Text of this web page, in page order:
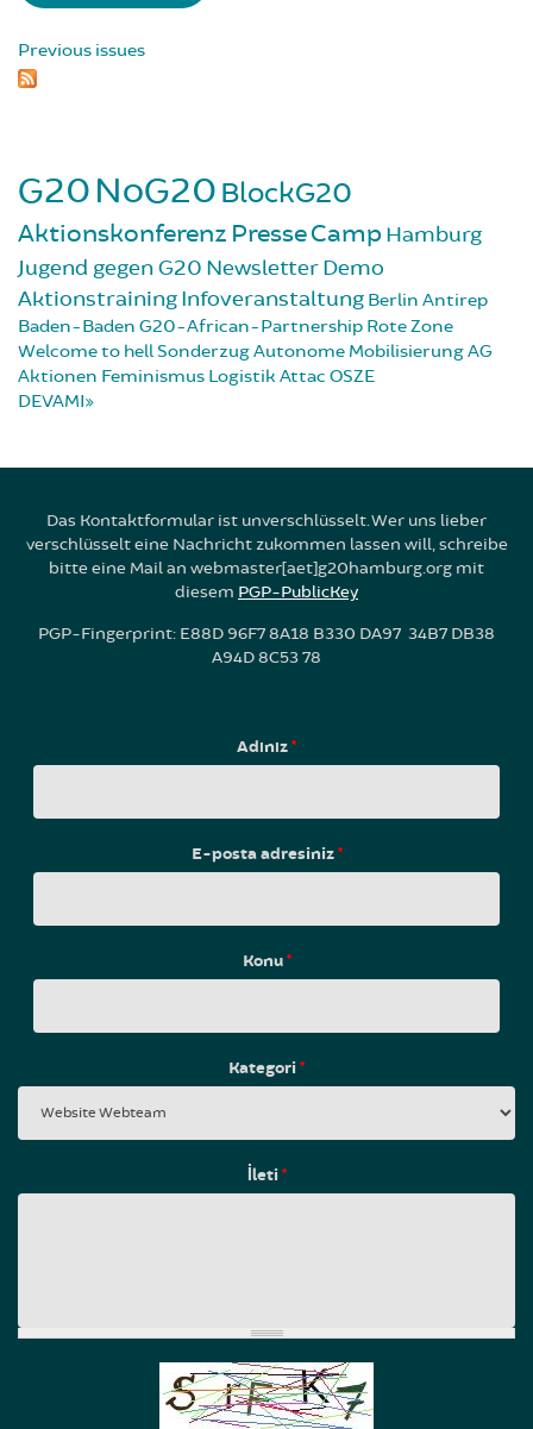
Previous issues
G20NoG20 BlockG20
Aktionskonferenz PresseCampHamburg
Jugend gegen G20 NewsletterDemo
AktionstrainingInfoveranstaltung Berlin Antirep
Baden-Baden G20-African-Partnership Rote Zone
Welcome to hellSonderzugAutonome MobilisierungAG
Aktionen Feminismus Logistik Attac OSZE
DEVAMI
Das Kontaktformular ist unverschlüsselt. Wer uns lieber
verschlüsselt eine Nachricht zukommen lassen will, schreibe
bitte eine Mail an webmaster[aet]g20hamburg.org mit
diesem PGP-PublicKey
PGP-Fingerprint: E88D 96F7 8A18 B330 DA97 34B7 DB38
A94D 8C53 78
Adınız*
E-posta adresiniz*
Konu*
Kategori*
İleti*